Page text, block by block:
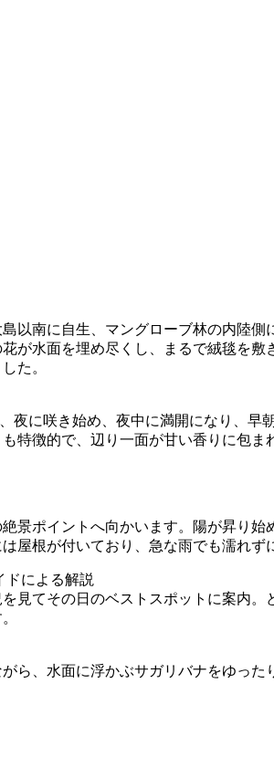
以南に自生、マングローブ林の内陸
水面を埋め尽くし、まるで絨毯を
た。
夜に咲き始め、夜中に満開になり、
特徴的で、辺り一面が甘い香りに包ま
景ポイントへ向かいます。陽が昇り
根が付いており、急な雨でも濡れず
による解説
見てその日のベストスポットに案内
ら、水面に浮かぶサガリバナをゆった